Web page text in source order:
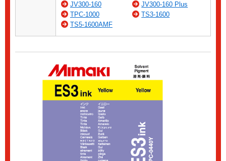
JV300-160
JV300-160 Plus
TPC-1000
TS3-1600
TS5-1600AMF